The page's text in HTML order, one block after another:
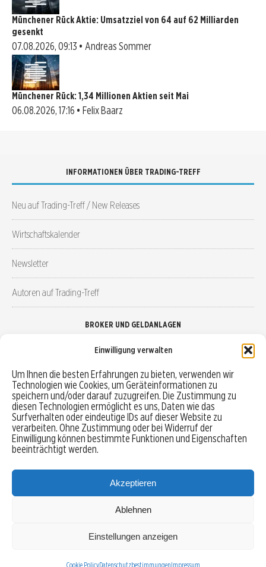
Einwilligung verwalten
Um Ihnen die besten Erfahrungen zu bieten, verwenden wir
Technologien wie Cookies, um Geräteinformationen zu
speichern und/oder darauf zuzugreifen. Die Zustimmung zu
diesen Technologien ermöglicht es uns, Daten wie das
Surfverhalten oder eindeutige IDs auf dieser Website zu
verarbeiten. Ohne Zustimmung oder bei Widerruf der
Einwilligung können bestimmte Funktionen und Eigenschaften
beeinträchtigt werden.
Akzeptieren
Ablehnen
Einstellungen anzeigen
Cookie PolicyDatenschutzbestimmungenImpressum
Münchener Rück Aktie: Umsatzziel von 64 auf 62 Milliarden
gesenkt
07.08.2026, 09:13 • Andreas Sommer
Münchener Rück: 1,34 Millionen Aktien seit Mai
06.08.2026, 17:16 • Felix Baarz
INFORMATIONEN ÜBER TRADING-TREFF
Neu auf Trading-Treff / New Releases
Wirtschaftskalender
Newsletter
Autoren auf Trading-Treff
BROKER UND GELDANLAGEN
Robo-Advisor vergleichen
Depotvergleich
Festgeld vergleichen
Tagesgeld vergleichen